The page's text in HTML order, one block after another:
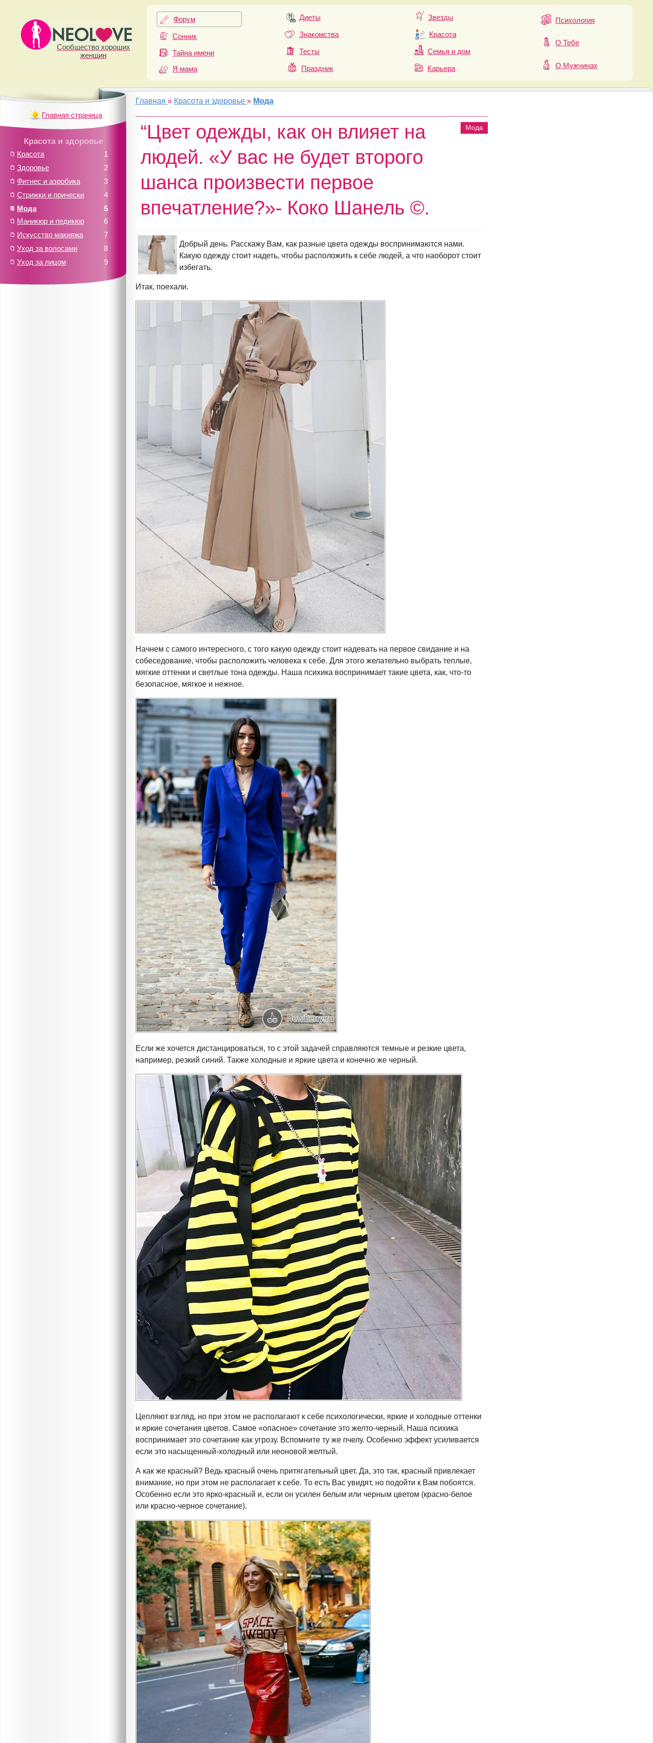
Сообщество хороших
женщин
Форум
Сонник
Тайна имени
Я мама
Диеты
Знакомства
Тесты
Праздник
Звезды
Красота
Семья и дом
Карьера
Психология
О Тебе
О Мужчинах
Главная » Красота и здоровье » Мода
Мода
“Цвет одежды, как он влияет на
людей. «У вас не будет второго
шанса произвести первое
впечатление?»- Коко Шанель ©.
Добрый день. Расскажу Вам, как разные цвета одежды воспринимаются нами.
Какую одежду стоит надеть, чтобы расположить к себе людей, а что наоборот стоит
избегать.
Итак, поехали.
Начнем с самого интересного, с того какую одежду стоит надевать на первое свидание и на
собеседование, чтобы расположить человека к себе. Для этого желательно выбрать теплые,
мягкие оттенки и светлые тона одежды. Наша психика воспринимает такие цвета, как, что-то
безопасное, мягкое и нежное.
Если же хочется дистанцироваться, то с этой задачей справляются темные и резкие цвета,
например, резкий синий. Также холодные и яркие цвета и конечно же черный.
Цепляют взгляд, но при этом не располагают к себе психологически, яркие и холодные оттенки
и яркие сочетания цветов. Самое «опасное» сочетание этожелто-черный. Наша психика
воспринимает это сочетание как угрозу. Вспомните ту же пчелу. Особенно эффект усиливается
если это насыщенный-холодный или неоновой желтый.
А как же красный? Ведь красный очень притягательный цвет. Да, это так, красный привлекает
внимание, но при этом не располагает к себе. То есть Вас увидят, но подойти к Вам побоятся.
Особенно если это ярко-красный и, если он усилен белым или черным цветом (красно-белое
или красно-черное сочетание).
Главная страница
Красота и здоровье
1
Красота
2
Здоровье
3
Фитнес и аэробика
4
Стрижки и прически
5
Мода
6
Маникюр и педикюр
7
Искусство макияжа
8
Уход за волосами
9
Уход за лицом